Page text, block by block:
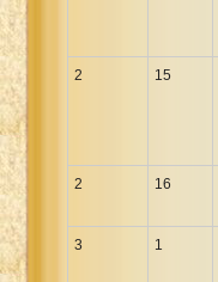
2 15
2 16
3 1